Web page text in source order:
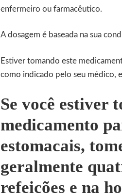
enfermeiro ou farmacêutico.
A dosagem é baseada na sua
Estiver tomando este
como indicado pelo seu médico,
Se você estiver
medicamento
estomacais,
geralmente
refeições e na